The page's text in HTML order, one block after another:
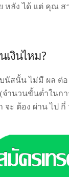
หลัง ได้ แต่ คุณ
งินไหม?
นัสนั้น ไม่มี ผล
(จำนวนขั้นต่ำใ
จะ ต้อง ผ่าน ไป